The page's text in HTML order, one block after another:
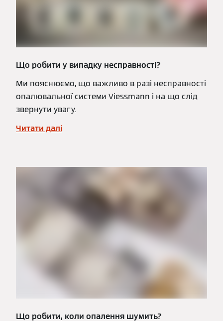
Що робити у випадку несправності?
Ми пояснюємо, що важливо в разі несправності
опалювальної системи Viessmann і на що слід
звернути увагу.
Читати далі
Що робити, коли опалення шумить?